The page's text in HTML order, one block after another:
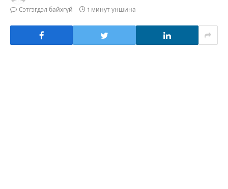
Сэтгэгдэл байхгүй
1 минут уншина